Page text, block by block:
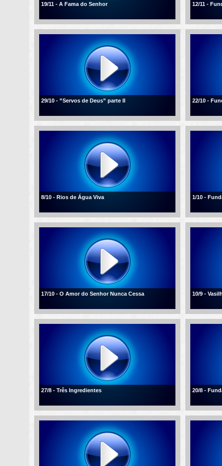
19/11 - A Fama do Senhor 12/11 -
29/10 - ”Servos de Deus” parte II 22/10 -
8/10 - Rios de Água Viva 1/10 -
17/10 - O Amor do Senhor Nunca Cessa 10/9 -
27/8 - Três Ingredientes 20/8 -